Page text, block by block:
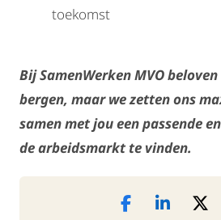
toekomst
Bij SamenWerken MVO
bergen, maar we zetten ons
samen met jou een passende
de arbeidsmarkt te vinden.